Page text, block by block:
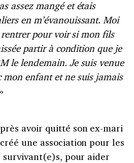
assez mangé et étais
en m’évanouissant. Moi
pour voir si mon fils
partir à condition que je
le lendemain. Je suis venue
mon enfant et ne suis jamais
»
avoir quitté son ex-mari
une association pour les
survivant(e)s, pour aider